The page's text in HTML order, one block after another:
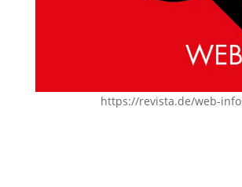
https://revista.de/web-